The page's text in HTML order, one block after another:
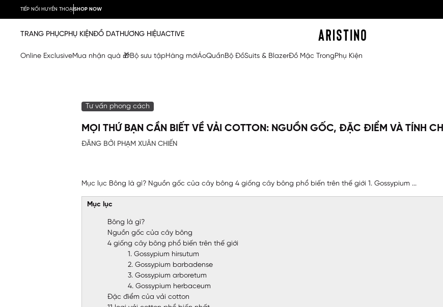
TIẾP NỐI HUYỀN THOẠISHOP NOW
TRANG PHỤCPHỤ KIỆNĐỒ DATHƯƠNG HIỆUACTIVE
Online ExclusiveMua nhận quà 🎁Bộ sưu tậpHàng mớiÁoQuầnBộ ĐồSuits & BlazerĐồ Mặc TrongPhụ Kiện
Tư vấn phong cách
MỌI THỨ BẠN CẦN BIẾT VỀ VẢI COTTON: NGUỒN GỐC, ĐẶC ĐIỂM VÀ TÍNH
ĐĂNG BỞI PHẠM XUÂN CHIẾN
Mục lục Bông là gì? Nguồn gốc của cây bông 4 giống cây bông phổ biến trên thế giới 1. Gossypium ...
Mục lục
Bông là gì?
Nguồn gốc của cây bông
4 giống cây bông phổ biến trên thế giới
1. Gossypium hirsutum
2. Gossypium barbadense
3. Gossypium arboretum
4. Gossypium herbaceum
Đặc điểm của vải cotton